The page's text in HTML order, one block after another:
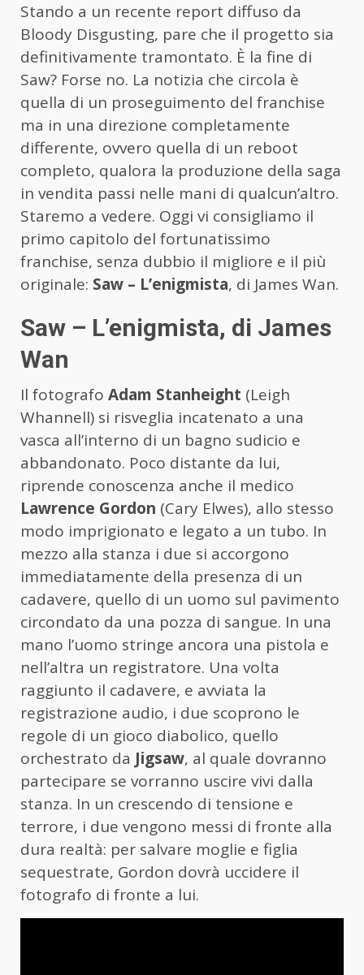
Stando a un recente report diffuso da
Bloody Disgusting, pare che il progetto sia
definitivamente tramontato. È la fine di
Saw? Forse no. La notizia che circola è
quella di un proseguimento del franchise
ma in una direzione completamente
differente, ovvero quella di un reboot
completo, qualora la produzione della saga
in vendita passi nelle mani di qualcun’altro.
Staremo a vedere. Oggi vi consigliamo il
primo capitolo del fortunatissimo
franchise, senza dubbio il migliore e il più
originale: Saw – L’enigmista, di James Wan.
Saw – L’enigmista, di James
Wan
Il fotografo Adam Stanheight (Leigh
Whannell) si risveglia incatenato a una
vasca all’interno di un bagno sudicio e
abbandonato. Poco distante da lui,
riprende conoscenza anche il medico
Lawrence Gordon (Cary Elwes), allo stesso
modo imprigionato e legato a un tubo. In
mezzo alla stanza i due si accorgono
immediatamente della presenza di un
cadavere, quello di un uomo sul pavimento
circondato da una pozza di sangue. In una
mano l’uomo stringe ancora una pistola e
nell’altra un registratore. Una volta
raggiunto il cadavere, e avviata la
registrazione audio, i due scoprono le
regole di un gioco diabolico, quello
orchestrato da Jigsaw, al quale dovranno
partecipare se vorranno uscire vivi dalla
stanza. In un crescendo di tensione e
terrore, i due vengono messi di fronte alla
dura realtà: per salvare moglie e figlia
sequestrate, Gordon dovrà uccidere il
fotografo di fronte a lui.